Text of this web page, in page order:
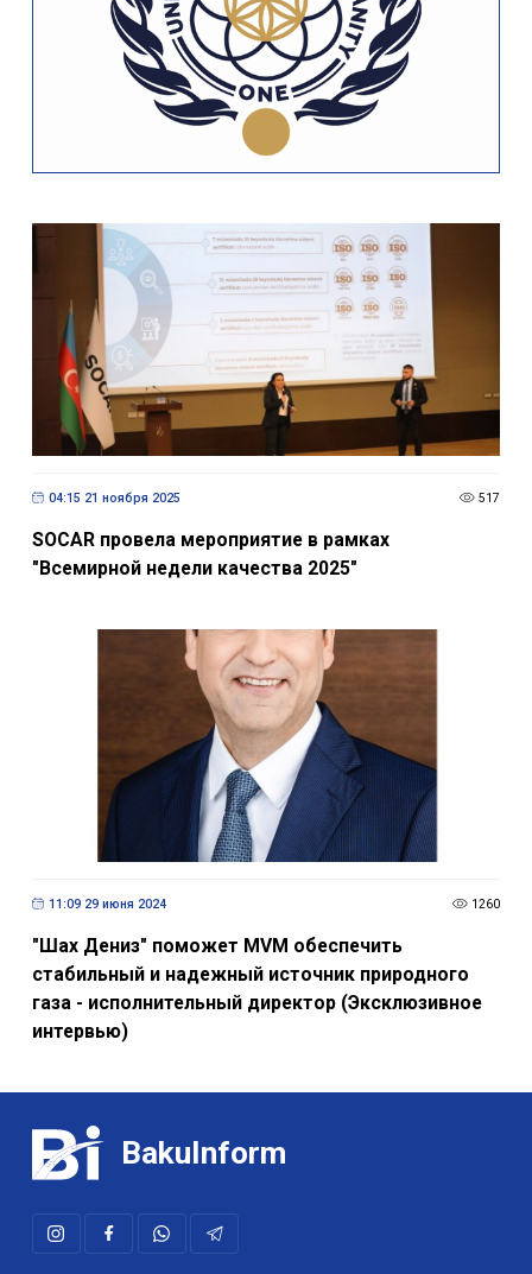
04:15 21 ноября 2025 517
SOCAR провела мероприятие в рамках
"Всемирной недели качества 2025"
11:09 29 июня 2024 1260
"Шах Дениз" поможет MVM обеспечить
стабильный и надежный источник природного
газа - исполнительный директор (Эксклюзивное
интервью)
BakuInform